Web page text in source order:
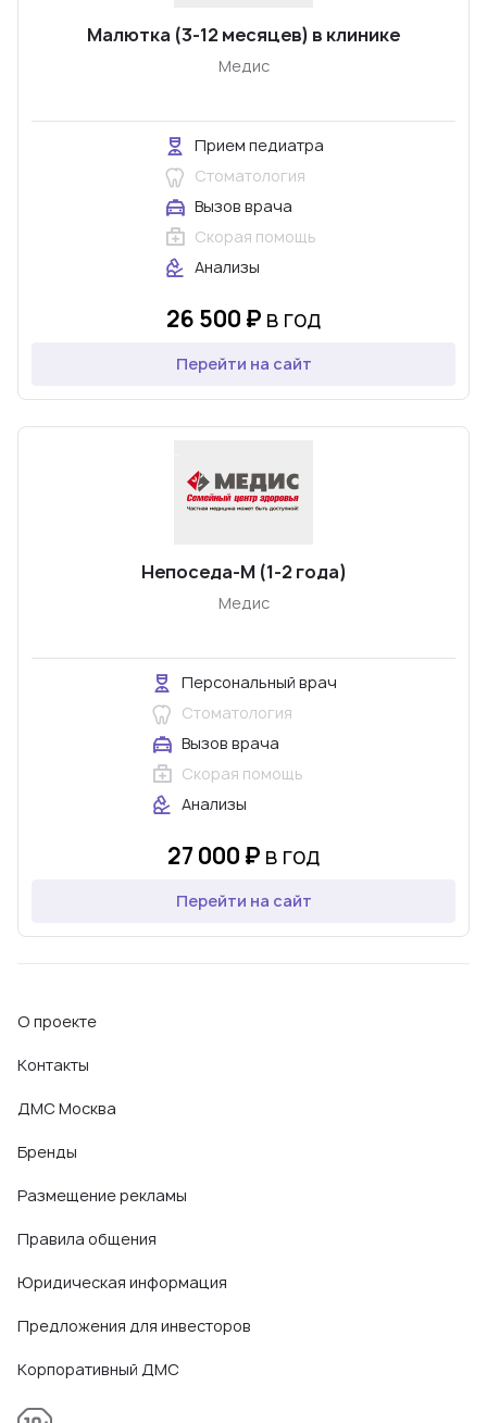
Малютка (3-12 месяцев) в клинике
Медис
Прием педиатра
Стоматология
Вызов врача
Скорая помощь
Анализы
26 500 ₽ в год
Перейти на сайт
Непоседа-М (1-2 года)
Медис
Персональный врач
Стоматология
Вызов врача
Скорая помощь
Анализы
27 000 ₽ в год
Перейти на сайт
О проекте
Контакты
ДМС Москва
Бренды
Размещение рекламы
Правила общения
Юридическая информация
Предложения для инвесторов
Корпоративный ДМС